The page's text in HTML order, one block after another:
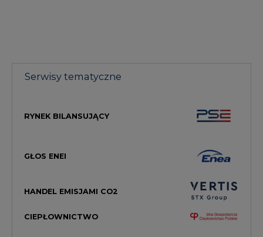
Serwisy tematyczne
RYNEK BILANSUJĄCY
GŁOS ENEI
HANDEL EMISJAMI CO2
CIEPŁOWNICTWO